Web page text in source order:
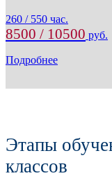
260 / 550 час.
8500 / 10500 руб.
Подробнее
Этапы
классов